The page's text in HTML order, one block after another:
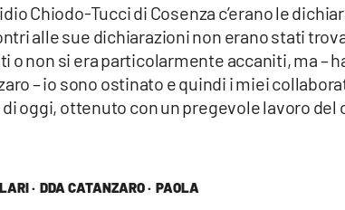
· DDA CATANZARO · PAOLA
Chiodo-Tucci di Cosenza c’erano le
alle sue dichiarazioni non erano stati
o non si era particolarmente accaniti, ma –
– io sono ostinato e quindi i miei
oggi, ottenuto con un pregevole lavoro del